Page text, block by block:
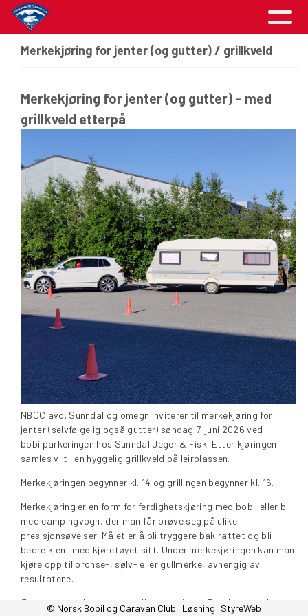
Merkekjøring for jenter (og gutter) / grillkveld
Merkekjøring for jenter (og gutter) – med
grillkveld etterpå
NBCC avd. Sunndal og omegn inviterer til merkekjøring for
jenter (selvfølgelig også gutter) søndag 7. juni 2026 ved
bobilparkeringen hos Sunndal Jeger & Fisk. Etter kjøringen
samles vi til en hyggelig grillkveld på leirplassen.
Merkekjøringen begynner kl. 14 og grillingen begynner kl. 16.
Merkekjøring er en form for ferdighetskjøring med bobil eller bil
med campingvogn, der man får prøve seg på ulike
presisjonsøvelser. Målet er å bli tryggere bak rattet og bli
bedre kjent med kjøretøyet sitt. Under merkekjøringen kan man
kjøre opp til bronse-, sølv- eller gullmerke, avhengig av
resultatene.
Øvelsene handler om kontroll og presisjon. For eksempel kan
© Norsk Bobil og Caravan Club | Løsning: StyreWeb